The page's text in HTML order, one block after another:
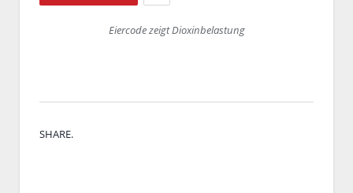
Eiercode zeigt Dioxinbelastung
SHARE.